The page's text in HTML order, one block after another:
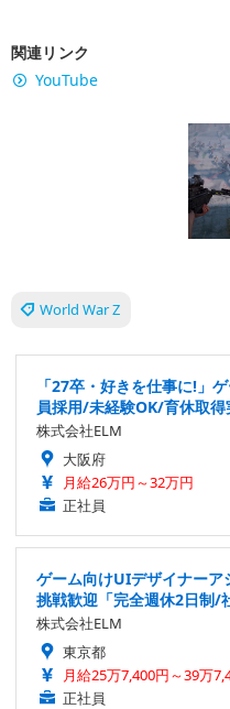
関連リンク
YouTube
World War Z
「27卒・好きを仕事に!」
員採用/未経験OK/育休取
株式会社ELM
大阪府
月給26万円～32万円
正社員
ゲーム向けUIデザイナーア
挑戦歓迎「完全週休2日制/
株式会社ELM
東京都
月給25万7,400円～39万
正社員